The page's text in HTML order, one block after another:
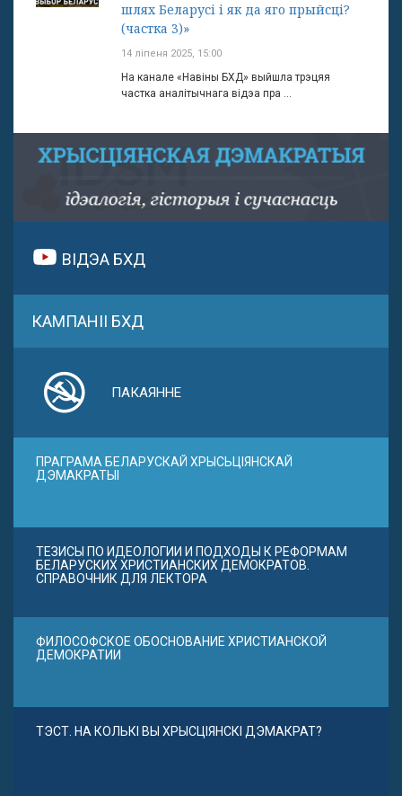
шлях Беларусі і як да яго прыйсці?
(частка 3)»
14 ліпеня 2025, 15:00
На канале «Навіны БХД» выйшла трэцяя
частка аналітычнага відэа пра ...
ВІДЭА БХД
КАМПАНІІ БХД
ПАКАЯННЕ
ПРАГРАМА БЕЛАРУСКАЙ ХРЫСЬЦІЯНСКАЙ
ДЭМАКРАТЫІ
ТЕЗИСЫ ПО ИДЕОЛОГИИ И ПОДХОДЫ К РЕФОРМАМ
БЕЛАРУСКИХ ХРИСТИАНСКИХ ДЕМОКРАТОВ.
СПРАВОЧНИК ДЛЯ ЛЕКТОРА
ФИЛОСОФСКОЕ ОБОСНОВАНИЕ ХРИСТИАНСКОЙ
ДЕМОКРАТИИ
ТЭСТ. НА КОЛЬКІ ВЫ ХРЫСЦІЯНСКІ ДЭМАКРАТ?